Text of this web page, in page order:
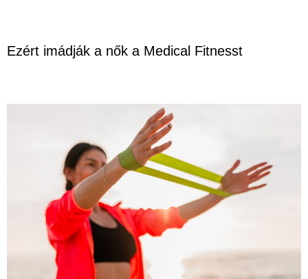
Ezért imádják a nők a Medical Fitnesst